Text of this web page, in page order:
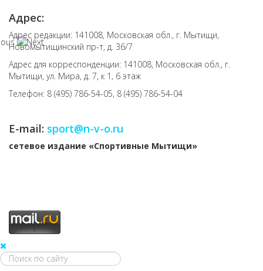
Адрес:
Адрес редакции: 141008, Московская обл., г. Мытищи,
Новомытищинский пр-т, д. 36/7
Адрес для корреспонденции: 141008, Московская обл., г.
Мытищи, ул. Мира, д. 7, к 1, 6 этаж
Телефон: 8 (495) 786-54-05, 8 (495) 786-54-04
E-mail: sport@n-v-o.ru
cетевое издание «Спортивные Мытищи»